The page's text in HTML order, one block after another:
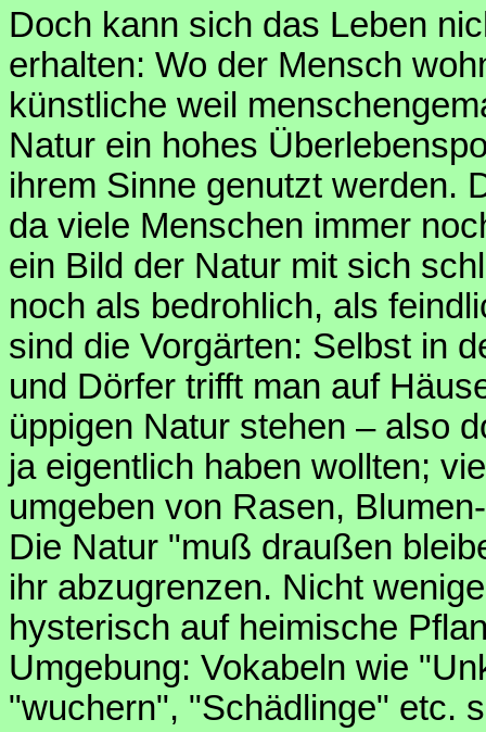
Doch kann sich das Leben
erhalten: Wo der Mensch
künstliche weil
Natur ein hohes
ihrem Sinne genutzt werden.
da viele Menschen immer
ein Bild der Natur mit sich
noch als bedrohlich, als
sind die Vorgärten: Selbst in
und Dörfer trifft man auf
üppigen Natur stehen – also
ja eigentlich haben wollten;
umgeben von Rasen,
Die Natur "muß draußen
ihr abzugrenzen. Nicht
hysterisch auf heimische
Umgebung: Vokabeln wie
"wuchern", "Schädlinge" etc.